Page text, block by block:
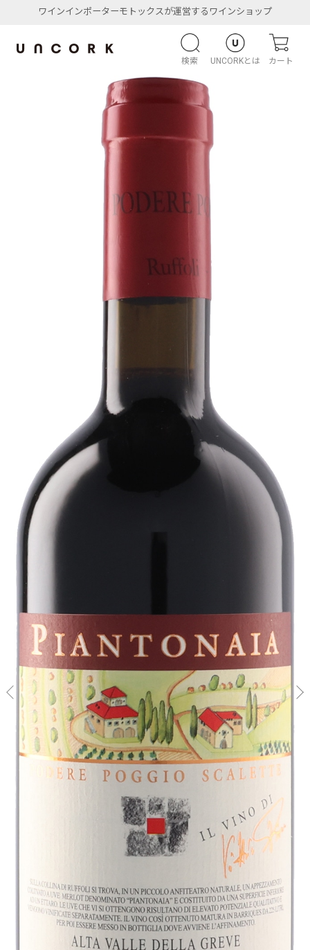
ワインインポーターモトックスが運営するワインショップ
検索 UNCORKとは カート